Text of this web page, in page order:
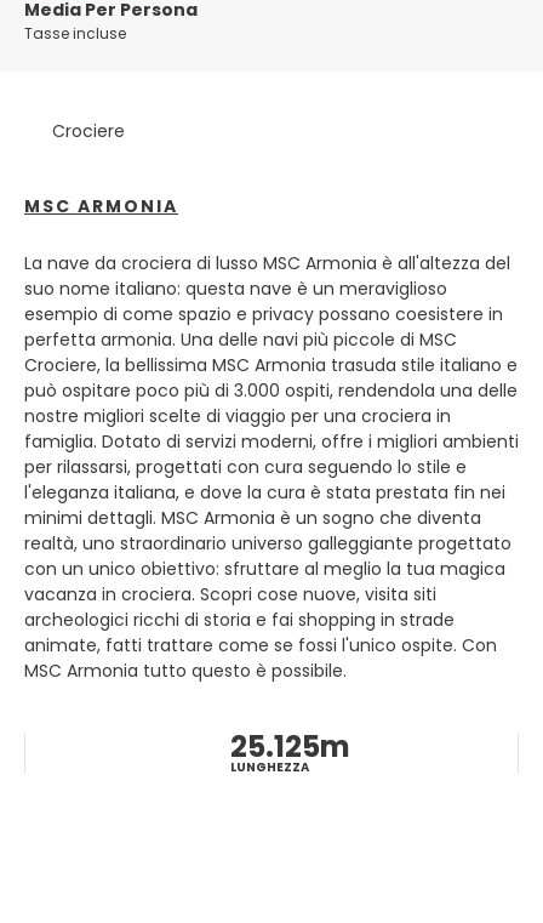
Media Per Persona
Tasse incluse
Crociere
MSC ARMONIA
La nave da crociera di lusso MSC Armonia è all'altezza del
suo nome italiano: questa nave è un meraviglioso
esempio di come spazio e privacy possano coesistere in
perfetta armonia. Una delle navi più piccole di MSC
Crociere, la bellissima MSC Armonia trasuda stile italiano e
può ospitare poco più di 3.000 ospiti, rendendola una delle
nostre migliori scelte di viaggio per una crociera in
famiglia. Dotato di servizi moderni, offre i migliori ambienti
per rilassarsi, progettati con cura seguendo lo stile e
l'eleganza italiana, e dove la cura è stata prestata fin nei
minimi dettagli. MSC Armonia è un sogno che diventa
realtà, uno straordinario universo galleggiante progettato
con un unico obiettivo: sfruttare al meglio la tua magica
vacanza in crociera. Scopri cose nuove, visita siti
archeologici ricchi di storia e fai shopping in strade
animate, fatti trattare come se fossi l'unico ospite. Con
MSC Armonia tutto questo è possibile.
25.125m
LUNGHEZZA
straordinaria unità architettonica che attirano migliaia di
visitatori ogni estate. Fondata nel VII secolo, Dubrovnik
città vecchia per ammirare la città vecchia e la costa
visitare il convento francescano e i tranquilli chiostri.
d'Europa, fondata nel 1371. Nell'angolo settentrionale della
città vecchia si trova il Chiostro e Museo dei Domenicani,
con un polittico di Tiziano. L'imponente Cattedrale
dell'Assunzione della Vergine Maria si trova nel centro di
Poljana Marin Držić e il suo tesoro può essere visitato;
cercare l'opera di Raffaello. Dubrovnik ha acque calde e
cristalline; non limitarti ad ammirarlo da lontano e fare un
tuffo. Gli intrepidi possono tuffarsi e prendere il sole lungo
le rocce o nuotare intorno alle mura della città mentre gli
altri guardano a bocca aperta sopra. Gli imponenti
bastioni di Dubrovnik brillano nella luce del primo mattino,
ma nel primo pomeriggio le limpide acque blu del mare ti
invitano ad allontanarti dalla città e dal suo frastuono
turistico. Se riesci a sopportare la crisi, anche tu potresti
trovare un angolo di paradiso.